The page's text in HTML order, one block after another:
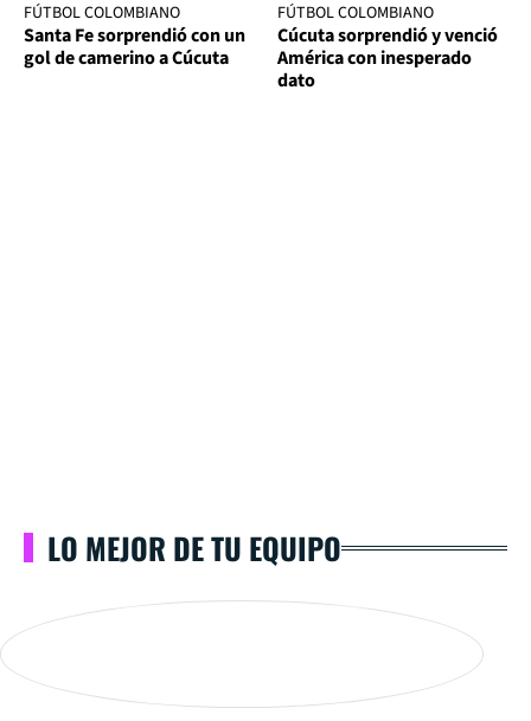
FÚTBOL COLOMBIANO
Santa Fe sorprendió con un
gol de camerino a Cúcuta
FÚTBOL COLOMBIANO
Cúcuta sorprendió y venció
América con inesperado
dato
LO MEJOR DE TU EQUIPO